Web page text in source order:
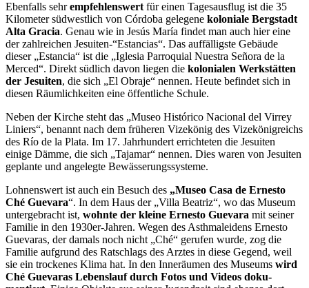
Ebenfalls sehrempfehlenswert für einen Tagesausflug ist die 35
Kilometer südwestlich von Córdoba gelegene koloniale Bergstadt
Alta Gracia. Genau wie in Jesús María findet man auch hier eine
der zahlreichen Jesuiten-“Estancias“. Das auffälligste Gebäude
dieser „Estancia“ ist die „Iglesia Parroquial Nuestra Señora de la
Merced“. Direkt südlich davon liegen die kolonialen Werkstätten
der Jesuiten, die sich „El Obraje“ nennen. Heute befindet sich in
diesen Räumlichkeiten eine öffentliche Schule.
Neben der Kirche steht das „Museo Histórico Nacional del Virrey
Liniers“, benannt nach dem früheren Vizekönig des Vizekö­nigreichs
des Río de la Plata. Im 17. Jahrhundert errichteten die Jesuiten
einige Dämme, die sich „Tajamar“ nennen. Dies waren von Jesuiten
geplante und angelegte Bewässe­rungssysteme.
Lohnenswert ist auch ein Besuch des „Museo Casa de Ernesto
Ché Gue­vara“. In dem Haus der „Villa Beatriz“, wo das Museum
untergebracht ist, wohnte der klei­ne Ernesto Guevara mit seiner
Familie in den 1930er-Jahren. Wegen des Asthmaleidens Ernesto
Guevaras, der damals noch nicht „Ché“ gerufen wurde, zog die
Familie aufgrund des Ratschlags des Arztes in diese Gegend, weil
sie ein trockenes Klima hat. In den In­neräumen des Museums wird
Ché Guevaras Lebenslauf durch Fotos und Videos doku­